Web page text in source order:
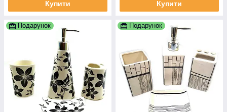
Купити Купити
Подарунок Подарунок